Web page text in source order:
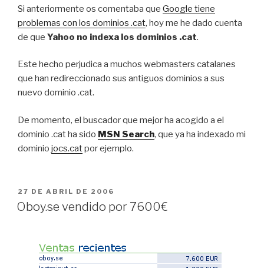
Si anteriormente os comentaba que Google tiene
problemas con los dominios .cat, hoy me he dado cuenta
de que Yahoo no indexa los dominios .cat.
Este hecho perjudica a muchos webmasters catalanes
que han redireccionado sus antiguos dominios a sus
nuevo dominio .cat.
De momento, el buscador que mejor ha acogido a el
dominio .cat ha sido MSN Search, que ya ha indexado mi
dominio jocs.catpor ejemplo.
PUBLICADO
EL
27 DE ABRIL DE 2006
Oboy.se vendido por 7600€